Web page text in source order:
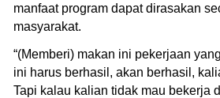
manfaat program dapat dirasakan
masyarakat.
“(Memberi) makan ini pekerjaan
ini harus berhasil, akan berhasil,
Tapi kalau kalian tidak mau bekerja